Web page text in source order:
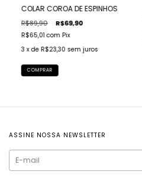
COLAR COROA DE ESPINHOS
R$89,90 R$69,90
R$65,01com Pix
3 x de R$23,30 sem juros
COMPRAR
ASSINE NOSSA NEWSLETTER